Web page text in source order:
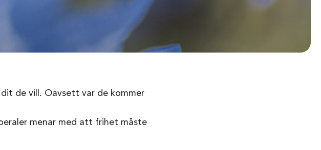
de vill. Oavsett var de kommer
menar med att frihet måste